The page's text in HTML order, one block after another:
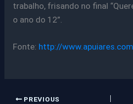
trabalho, frisando no final
o ano do 12”.
Fonte: http://
PREVIOUS